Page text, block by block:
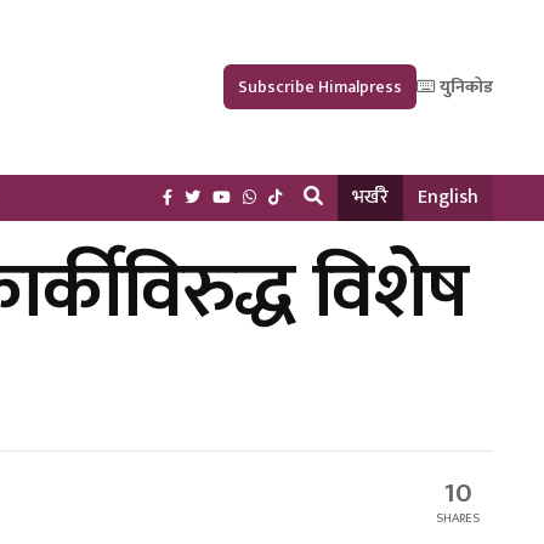
Subscribe Himalpress युनिकोड
भर्खरै English
विशेष
10
SHARES